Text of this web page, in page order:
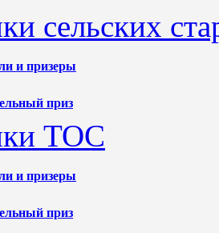
сельских
и призеры
приз
ТОС
и призеры
приз